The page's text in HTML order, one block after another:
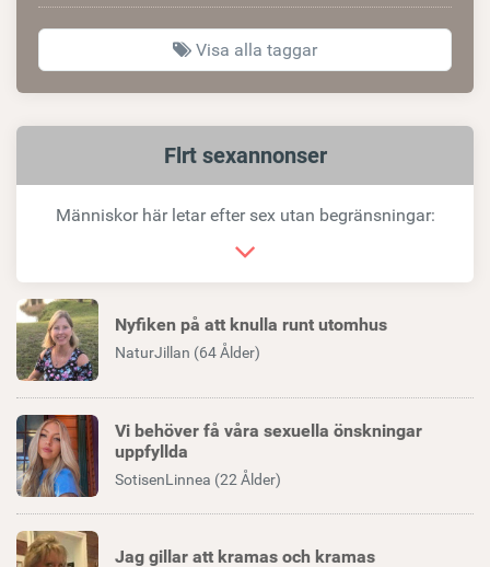
Visa alla taggar
Relaterad
länk
Flrt sexannonser
Människor här letar efter sex utan begränsningar:
Nyfiken på att knulla runt utomhus
NaturJillan (64 Ålder)
Vi behöver få våra sexuella önskningar
uppfyllda
SotisenLinnea (22 Ålder)
Jag gillar att kramas och kramas